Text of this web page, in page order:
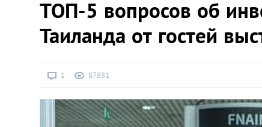
Все города
ТОП-5 вопросов об
Таиланда от гостей
1 87881